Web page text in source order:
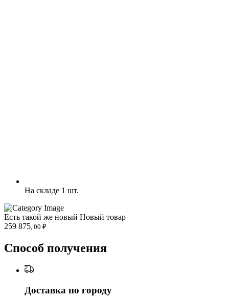
На складе 1 шт.
Есть такой же новый Новый товар
259 875, 00 ₽
Способ получения
Доставка по городу